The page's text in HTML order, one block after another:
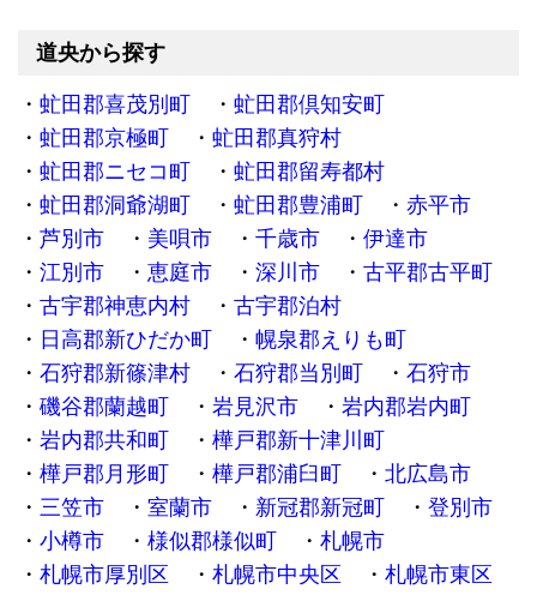
道央から探す
虻田郡喜茂別町
虻田郡倶知安町
虻田郡京極町
虻田郡真狩村
虻田郡ニセコ町
虻田郡留寿都村
虻田郡洞爺湖町
虻田郡豊浦町
赤平市
芦別市
美唄市 千歳市
伊達市
江別市
恵庭市 深川市
古平郡古平町
古宇郡神恵内村
古宇郡泊村
日高郡新ひだか町
幌泉郡えりも町
石狩郡新篠津村
石狩郡当別町
石狩市
磯谷郡蘭越町
岩見沢市
岩内郡岩内町
岩内郡共和町
樺戸郡新十津川町
樺戸郡月形町
樺戸郡浦臼町
北広島市
三笠市
室蘭市 新冠郡新冠町
登別市
小樽市
様似郡様似町
札幌市
札幌市厚別区
札幌市中央区
札幌市東区